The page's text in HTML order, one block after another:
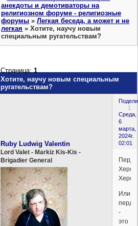
анекдоты и демотиваторы на
религиозном форуме - религиозные
форумы »Легкая беседа, а может и не
легкая »Хотите, научу новым
специальным ругательствам?
Хотите, научу новым специальным
ругательствам?
Страница:1
1
Среда,
6
марта,
2024г.
02:01
Ruby Ludwig Valentin
Lord Valet - Markiz Kis-Kis -
Brigadier General
Или
-
это